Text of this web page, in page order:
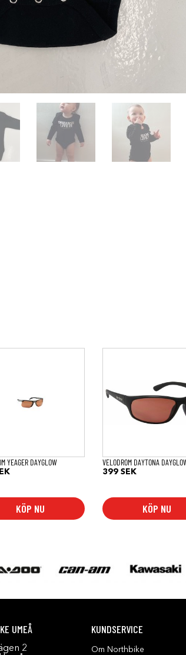
YEAGER DAYGLOW
KÖP NU
VELODROM DAYTONA
399SEK
KÖP NU
UMEÅ
2
KUNDSERVICE
Om Northbike